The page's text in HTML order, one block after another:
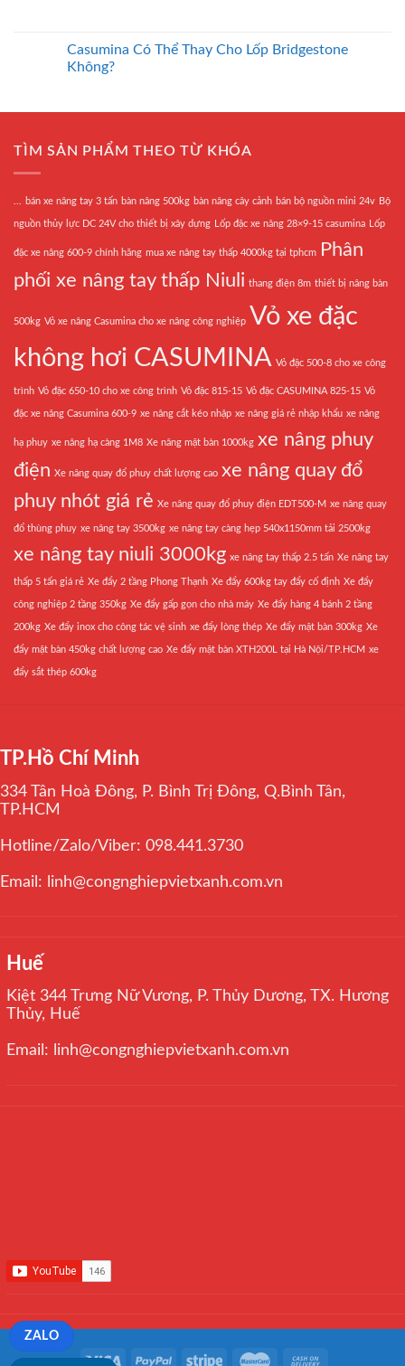
Casumina Có Thể Thay Cho Lốp Bridgestone
Không?
TÌM SẢN PHẨM THEO TỪ KHÓA
bán xe nâng tay 3 tấn bàn nâng 500kg bàn nâng cây cảnh bán bộ nguồn mini 24v Bộ
nguồn thủy lực DC 24V cho thiết bị xây dựng Lốp đặc xe nâng 28×9-15 casumina Lốp
đặc xe nâng 600-9 chính hãng mua xe nâng tay thấp 4000kg tại tphcm
Phân
phối xe nâng tay thấp Niuli thang điện 8m thiết bị nâng bàn
500kg Vỏ xe nâng Casumina cho xe nâng công nghiệp Vỏ xe đặc
không hơi CASUMINA Vỏ đặc 500-8 cho xe công
trình Vỏ đặc 650-10 cho xe công trình Vỏ đặc 815-15 Vỏ đặc CASUMINA 825-15 Vỏ
đặc xe nâng Casumina 600-9 xe nâng cắt kéo nhập xe nâng giá rẻ nhập khẩu xe nâng
hạ phuy xe nâng hạ càng 1M8 Xe nâng mặt bàn 1000kg xe nâng phuy
điện Xe nâng quay đổ phuy chất lượng cao xe nâng quay đổ
phuy nhót giá rẻ Xe nâng quay đổ phuy điện EDT500-M xe nâng quay
đổ thùng phuy xe nâng tay 3500kg xe nâng tay càng hẹp 540x1150mm tải 2500kg
xe nâng tay niuli 3000kg xe nâng tay thấp 2.5 tấn Xe nâng tay
thấp 5 tấn giá rẻ Xe đẩy 2 tầng Phong Thạnh Xe đẩy 600kg tay đẩy cố định Xe đẩy
công nghiệp 2 tầng 350kg Xe đẩy gấp gọn cho nhà máy Xe đẩy hàng 4 bánh 2 tầng
200kg Xe đẩy inox cho công tác vệ sinh xe đẩy lòng thép Xe đẩy mặt bàn 300kg Xe
đẩy mặt bàn 450kg chất lượng cao Xe đẩy mặt bàn XTH200L tại Hà Nội/TP.HCM xe
đẩy sắt thép 600kg
TP.Hồ Chí Minh
334 Tân Hoà Đông, P. Bình Trị Đông, Q.Bình Tân,
TP.HCM
Hotline/Zalo/Viber: 098.441.3730
Email: linh@congnghiepvietxanh.com.vn
Huế
Kiệt 344 Trưng Nữ Vương, P. Thủy Dương, TX. Hương
Thủy, Huế
Email: linh@congnghiepvietxanh.com.vn
ZALO